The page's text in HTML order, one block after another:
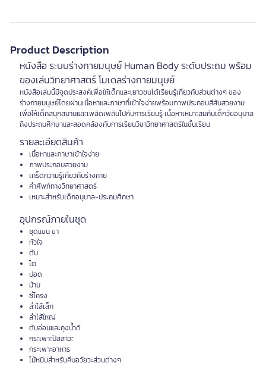
Product Description
หนังสือ ระบบร่างกายมนุษย์ Human Body ระดับประถม พร้อม
ของเล่นวิทยาศาสตร์ โมเดลร่างกายมนุษย์
หนังสือเล่มนี้มีจุดประสงค์เพื่อให้เด็กและเยาวชนได้เรียนรู้เกี่ยวกับส่วนต่างๆ ของ
ร่างกายมนุษย์โดยผ่านเนื้อหาและภาษาที่เข้าใจง่ายพร้อมภาพประกอบสีสันสวยงาม
เพื่อให้เด็กสนุกสนานและเพลิดเพลินไปกับการเรียนรู้ เนื้อหาเหมาะสมกับเด็กวัยอนุบาล
ถึงประถมศึกษาและสอดคล้องกับการเรียนวิชาวิทยาศาสตร์ในชั้นเรียน
รายละเอียดสินค้า
เนื้อหาและภาษาเข้าใจง่าย
ภาพประกอบสวยงาม
เกร็ดความรู้เกี่ยวกับร่างกาย
คำศัพท์ทางวิทยาศาสตร์
เหมาะสำหรับเด็กอนุบาล-ประถมศึกษา
อุปกรณ์ภายในชุด
ชุดแขน ขา
หัวใจ
ตับ
ไต
ปอด
ม้าม
ซี่โครง
ลำไส้เล็ก
ลำไส้ใหญ่
ตับอ่อนและถุงน้ำดี
กระเพาะปัสสาวะ
กระเพาะอาหาร
ไม้หนีบสำหรับคีบอวัยวะส่วนต่างๆ